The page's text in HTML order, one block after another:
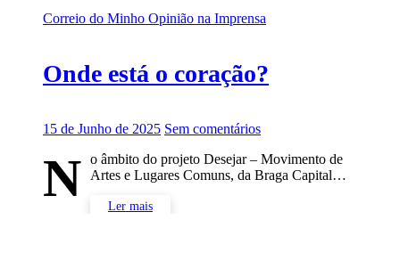
Correio do Minho Opinião na Imprensa
Onde está o coração?
15 de Junho de 2025 Sem comentários
N o âmbito do projeto Desejar – Movimento de
Artes e Lugares Comuns, da Braga Capital…
Ler mais